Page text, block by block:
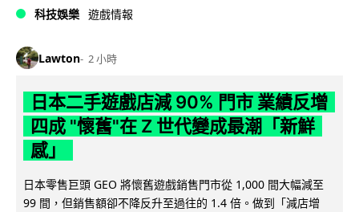
科技娛樂 遊戲情報
Lawton 2 小時
日本二手遊戲店減 90% 門市 業績反增
四成 "懷舊"在 Z 世代變成最潮「新鮮
感」
日本零售巨頭 GEO 將懷舊遊戲銷售門市從 1,000 間大幅減至
99 間，但銷售額卻不降反升至過往的 1.4 倍。做到「減店增